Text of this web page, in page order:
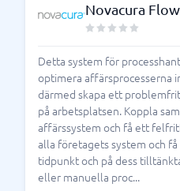
Novacura Flow
Detta system för
optimera affärsprocesserna
därmed skapa ett
på arbetsplatsen. Koppla
affärssystem och få ett
alla företagets system och
tidpunkt och på dess
eller manuella proc...